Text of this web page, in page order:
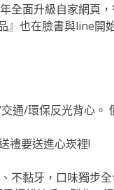
全面升級自家網頁
』也在臉書與line開
通/環保反光背心。
禮要送進心崁裡!
不黏牙，口味獨步